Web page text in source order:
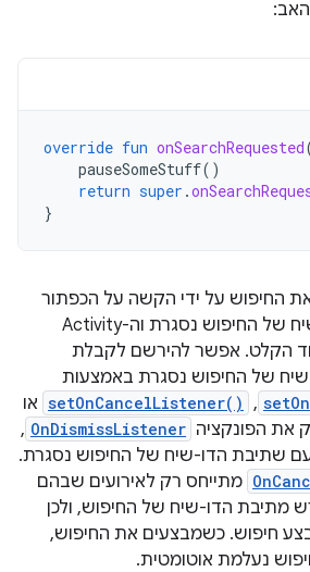
override fun onSearchRequested
pauseSomeStuff()
return super .
}
על ידי הקשה על הכפתור
"הקודם", תיבת הדו-שיח של החיפוש נסגרת וה-Activity
הקלט. אפשר להירשם לקבלת
של החיפוש נסגרת באמצעות
,‏
setOnCancelListener() או
את הפונקציה OnDismissListener
,
שתיבת הדו-שיח של החיפוש נסגרת.
מתייחס רק לאירועים שבהם
מתיבת הדו-שיח של החיפוש, ולכן
חיפוש. כשמבצעים את החיפוש,
נעלמת אוטומטית.